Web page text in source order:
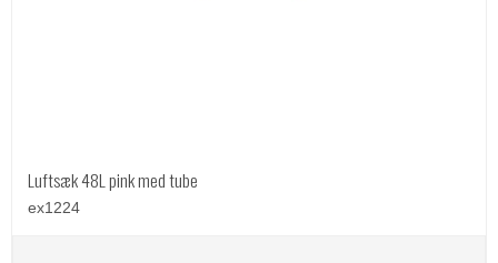
Luftsæk 48L pink med tube
ex1224